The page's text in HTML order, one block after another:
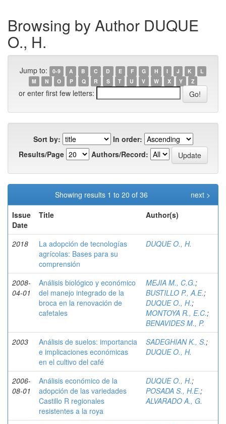
Browsing by Author DUQUE
O., H.
Jump to: 0-9 A B C D E F G H I J K
L
M
N O P Q R S T U V W X Y Z
or enter first few letters:
Sort by:
In order:
Results/Page
Authors/Record:
Showing results 1 to 20 of 36
next >
Issue
Date
Title Author(s)
2018
La adopción de tecnologías
agrícolas: Bases para su
comprensión
DUQUE O., H.
2008-
04-01
Análisis biológico y económico
del manejo integrado de la
broca en la renovación de
cafetales
MEJIA M., C.G.;
BUSTILLO P., A.E.;
DUQUE O., H.;
MONTOYA R., E.C.;
BENAVIDES M., P.
2003
Análisis de suelos: importancia
e implicaciones económicas
en el cultivo del café
SADEGHIAN K., S.;
DUQUE O., H.
2006-
08-01
Análisis económico de la
adopción de las variedades
Castillo R regionales
resistentes a la roya
DUQUE O., H.;
POSADA S., H.E.;
ALVARADO A., G.